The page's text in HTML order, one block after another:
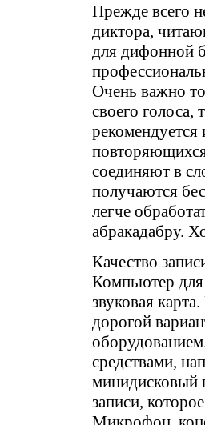
Прежде всего
диктора,
для дифонной
Очень важно
своего голоса,
рекомендуется
соединяют в
получаются
легче
абракадабру.
Качество
Компьютер для
звуковая
дорогой
средствами,
минидисковый
записи,